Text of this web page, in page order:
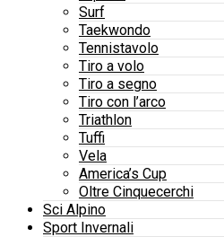
Surf
Taekwondo
Tennistavolo
Tiro a volo
Tiro a segno
Tiro con l’arco
Triathlon
Tuffi
Vela
America’s Cup
Oltre Cinquecerchi
Sci Alpino
Sport Invernali